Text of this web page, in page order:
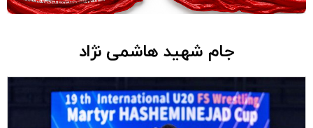
جام شهید هاشمی نژاد